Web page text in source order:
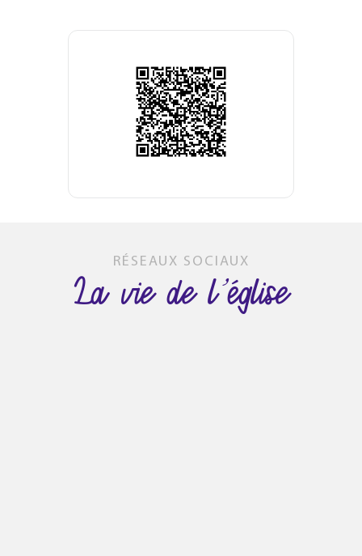
RÉSEAUX SOCIAUX
La vie de l’église